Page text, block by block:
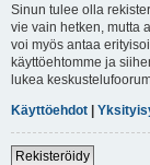
Sinun tulee olla
vie vain hetken, mutta
voi myös antaa
käyttöehtomme ja
lukea
Käyttöehdot |
Rekisteröidy